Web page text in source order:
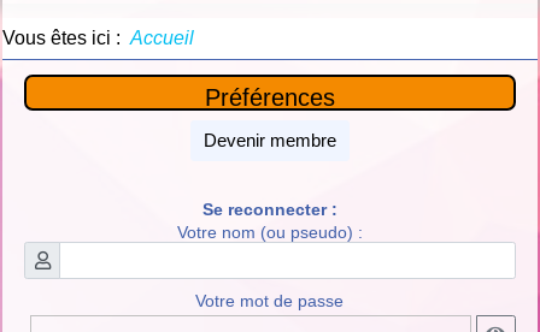
Vous êtes ici :Accueil
Préférences
Devenir membre
Se reconnecter :
Votre nom (ou pseudo) :
Votre mot de passe